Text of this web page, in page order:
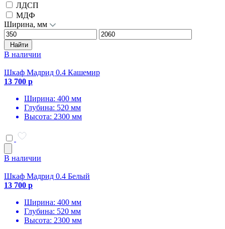
ЛДСП
МДФ
Ширина, мм
Найти
В наличии
Шкаф Мадрид 0.4 Кашемир
13 700 р
Ширина: 400 мм
Глубина: 520 мм
Высота: 2300 мм
В наличии
Шкаф Мадрид 0.4 Белый
13 700 р
Ширина: 400 мм
Глубина: 520 мм
Высота: 2300 мм